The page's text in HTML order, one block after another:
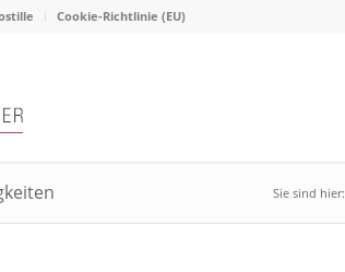
Cookie-Richtlinie (EU)
Sie sind hier: